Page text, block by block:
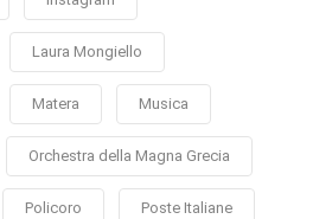
Laura Mongiello
Matera Musica
Orchestra della Magna Grecia
Policoro Poste Italiane